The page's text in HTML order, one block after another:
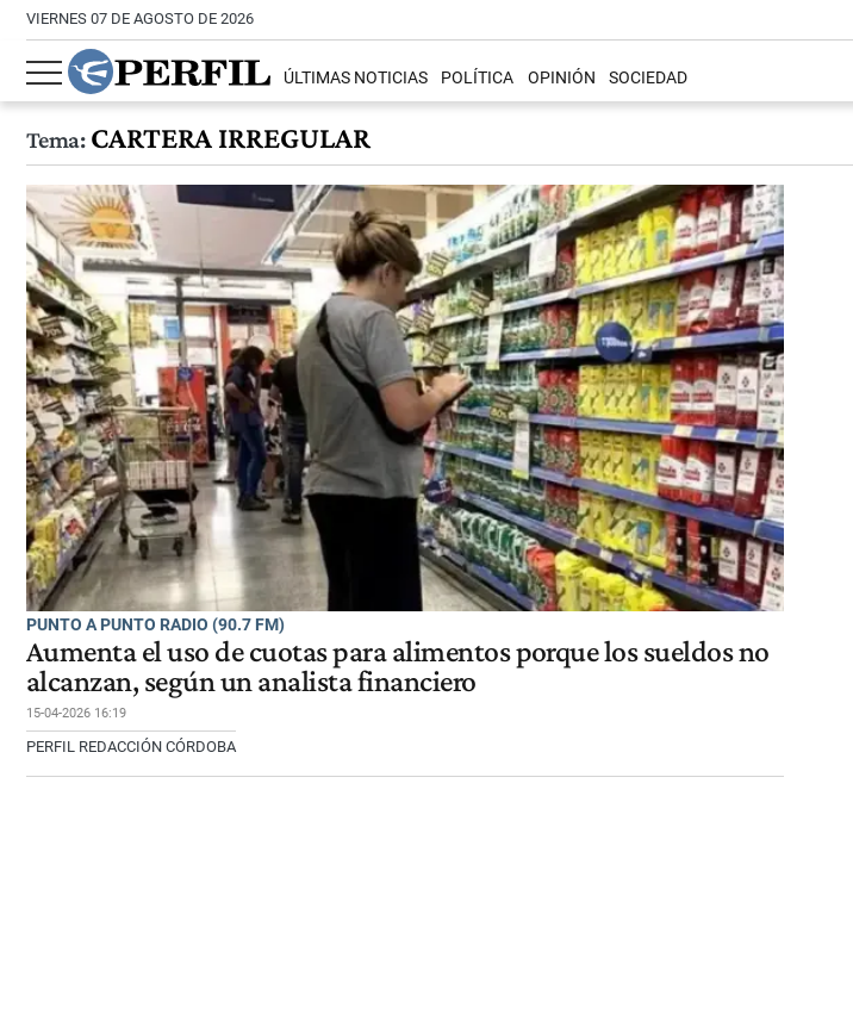
VIERNES 07 DE AGOSTO DE 2026
ÚLTIMAS NOTICIAS POLÍTICA OPINIÓN SOCIEDAD
Tema:CARTERA IRREGULAR
PUNTO A PUNTO RADIO (90.7 FM)
Aumenta el uso de cuotas para alimentos porque los sueldos no
alcanzan, según un analista financiero
15-04-2026 16:19
PERFIL REDACCIÓN CÓRDOBA